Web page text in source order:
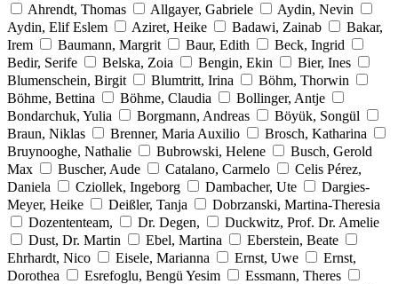
Ahrendt, Thomas
Allgayer, Gabriele
Aydin, Nevin
Aydin, Elif Eslem
Aziret, Heike Badawi, Zainab
Bakar,
Irem
Baumann, Margrit Baur, Edith
Beck, Ingrid
Bedir, Serife
Belska, Zoia Bengin, Ekin
Bier, Ines
Blumenschein, Birgit
Blumtritt, Irina
Böhm, Thorwin
Böhme, Bettina
Böhme, Claudia
Bollinger, Antje
Bondarchuk, Yulia
Borgmann, Andreas
Böyük, Songül
Braun, Niklas
Brenner, Maria Auxilio
Brosch, Katharina
Bruynooghe, Nathalie
Bubrowski, Helene
Busch, Gerold
Max
Buscher, Aude Catalano, Carmelo
Celis Pérez,
Daniela
Cziollek, Ingeborg Dambacher, Ute
Dargies-
Meyer, Heike
Deißler, Tanja
Dobrzanski, Martina-Theresia
Dozententeam,
Dr. Degen,
Duckwitz, Prof. Dr. Amelie
Dust, Dr. Martin
Ebel, Martina
Eberstein, Beate
Ehrhardt, Nico
Eisele, Marianna Ernst, Uwe
Ernst,
Dorothea
Esrefoglu, Bengü Yesim
Essmann, Theres